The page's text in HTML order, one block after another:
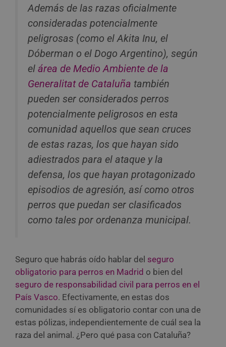
Además de las razas oficialmente
consideradas potencialmente
peligrosas (como el Akita Inu, el
Dóberman o el Dogo Argentino), según
el área de Medio Ambiente de la
Generalitat de Cataluña también
pueden ser considerados perros
potencialmente peligrosos en esta
comunidad aquellos que sean cruces
de estas razas, los que hayan sido
adiestrados para el ataque y la
defensa, los que hayan protagonizado
episodios de agresión, así como otros
perros que puedan ser clasificados
como tales por ordenanza municipal.
Seguro que habrás oído hablar del seguro
obligatorio para perros en Madrid o bien del
seguro de responsabilidad civil para perros en el
País Vasco. Efectivamente, en estas dos
comunidades sí es obligatorio contar con una de
estas pólizas, independientemente de cuál sea la
raza del animal. ¿Pero qué pasa con Cataluña?